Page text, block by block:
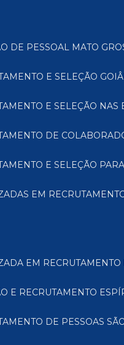
DE PESSOAL MATO
E SELEÇÃO
E SELEÇÃO NAS
DE
E SELEÇÃO
EM
EM
E RECRUTAMENTO
DE PESSOAS